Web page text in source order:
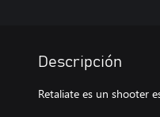
Descripción
Retaliate es un shooter